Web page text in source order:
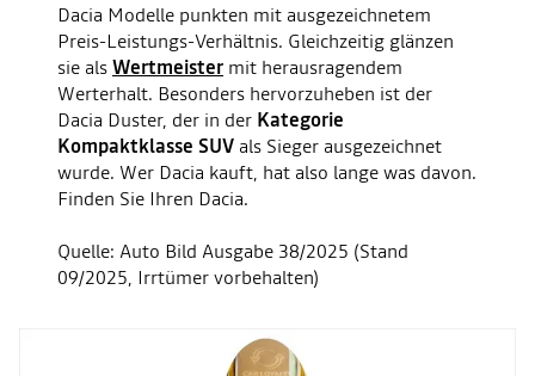
Dacia Modelle punkten mit ausgezeichnetem
Preis-Leistungs-Verhältnis. Gleichzeitig glänzen
sie alsWertmeister mit herausragendem
Werterhalt. Besonders hervorzuheben ist der
Dacia Duster, der in der Kategorie
Kompaktklasse SUV als Sieger ausgezeichnet
wurde. Wer Dacia kauft, hat also lange was davon.
Finden Sie Ihren Dacia.
Quelle: Auto Bild Ausgabe 38/2025 (Stand
09/2025, Irrtümer vorbehalten)